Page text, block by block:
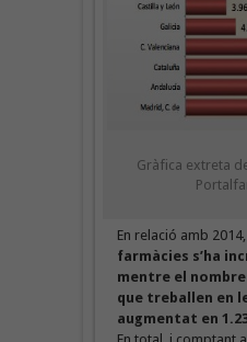
Gràfica extreta
En relació amb 2014,
farmàcies s’ha
mentre el
que treballen en
augmentat en